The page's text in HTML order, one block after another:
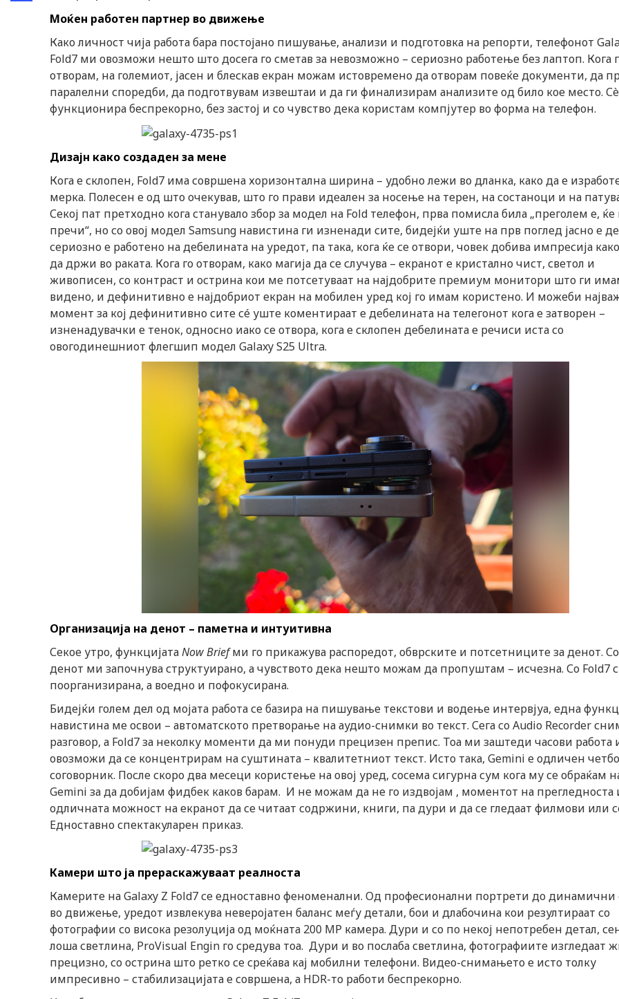
Моќен работен партнер во движење
Како личност чија работа бара постојано пишување, анализи и подготовка на репорти, телефонот
Fold7 ми овозможи нешто што досега го сметав за невозможно – сериозно работење без лаптоп. Кога
отворам, на големиот, јасен и блескав екран можам истовремено да отворам повеќе документи, да
паралелни споредби, да подготвувам извештаи и да ги финализирам анализите од било кое место. Сè
функционира беспрекорно, без застој и со чувство дека користам компјутер во форма на телефон.
Дизајн како создаден за мене
Кога е склопен, Fold7 има совршена хоризонтална ширина – удобно лежи во дланка, како да е
мерка. Полесен е од што очекував, што го прави идеален за носење на терен, на состаноци и на
Секој пат претходно кога станувало збор за модел на Fold телефон, прва помисла била „преголем е,
пречи“, но со овој модел Samsung навистина ги изненади сите, бидејќи уште на прв поглед јасно е
сериозно е работено на дебелината на уредот, па така, кога ќе се отвори, човек добива импресија
да држи во раката. Кога го отворам, како магија да се случува – екранот е кристално чист, светол и
живописен, со контраст и острина кои ме потсетуваат на најдобрите премиум монитори што ги
видено, и дефинитивно е најдобриот екран на мобилен уред кој го имам користено. И можеби
момент за кој дефинитивно сите сé уште коментираат е дебелината на телегонот кога е затворен –
изненадувачки е тенок, односно иако се отвора, кога е склопен дебелината е речиси иста со
овогодинешниот флегшип модел Galaxy S25 Ultra.
Организација на денот – паметна и интуитивна
Секое утро, функцијатаNow Briefми го прикажува распоредот, обврските и потсетниците за денот. Со
денот ми започнува структуирано, а чувството дека нешто можам да пропуштам – исчезна. Со Fold7
поорганизирана, а воедно и пофокусирана.
Бидејќи голем дел од мојата работа се базира на пишување текстови и водење интервјуа, една
навистина ме освои – автоматското претворање на аудио-снимки во текст. Сега со Audio Recorder
разговор, а Fold7 за неколку моменти да ми понуди прецизен препис. Тоа ми заштеди часови работа
овозможи да се концентрирам на суштината – квалитетниот текст. Исто така, Gemini е одличен
соговорник. После скоро два месеци користење на овој уред, сосема сигурна сум кога му се обраќам
Gemini за да добијам фидбек каков барам. И не можам да не го издвојам , моментот на прегледноста
одличната можност на екранот да се читаат содржини, книги, па дури и да се гледаат филмови или
Едноставно спектакуларен приказ.
Камери што ја прераскажуваат реалноста
Камерите на Galaxy Z Fold7 се едноставно феноменални. Од професионални портрети до динамични
во движење, уредот извлекува неверојатен баланс меѓу детали, бои и длабочина кои резултираат со
фотографии со висока резолуција од моќната 200 МР камера. Дури и со по некој непотребен детал,
лоша светлина, ProVisual Engin го средува тоа. Дури и во послаба светлина, фотографиите изгледаат
прецизно, со острина што ретко се среќава кај мобилни телефони. Видео-снимањето е исто толку
импресивно – стабилизацијата е совршена, а HDR-то работи беспрекорно.